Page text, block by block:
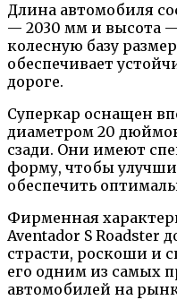
Длина автомобиля
— 2030 мм и высота
колесную базу
обеспечивает
дороге.
Суперкар оснащен
диаметром 20
сзади. Они имеют
форму, чтобы
обеспечить
Фирменная
Aventador S Roadster
страсти, роскоши и
его одним из самых
автомобилей на